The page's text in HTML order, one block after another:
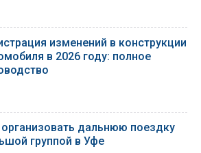
изменений в конструкции
в 2026 году: полное
дальнюю поездку
группой в Уфе